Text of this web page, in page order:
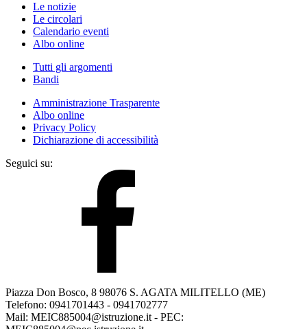
Le notizie
Le circolari
Calendario eventi
Albo online
Tutti gli argomenti
Bandi
Amministrazione Trasparente
Albo online
Privacy Policy
Dichiarazione di accessibilità
Seguici su:
Piazza Don Bosco, 8 98076 S. AGATA MILITELLO (ME)
Telefono: 0941701443 - 0941702777
Mail: MEIC885004@istruzione.it - PEC: